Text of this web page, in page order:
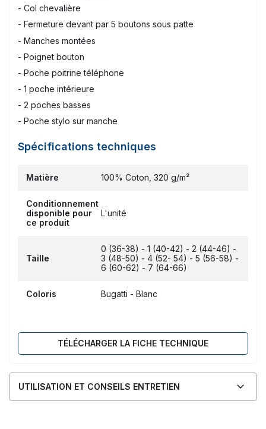
- Col chevalière
- Fermeture devant par 5 boutons sous patte
- Manches montées
- Poignet bouton
- Poche poitrine téléphone
- 1 poche intérieure
- 2 poches basses
- Poche stylo sur manche
Spécifications techniques
Matière 100% Coton, 320 g/m²
Conditionnement
disponible pour
ce produit
L'unité
Taille
0 (36-38) - 1 (40-42) - 2 (44-46) -
3 (48-50) - 4 (52- 54) - 5 (56-58) -
6 (60-62) - 7 (64-66)
Coloris Bugatti - Blanc
TÉLÉCHARGER LA FICHE TECHNIQUE
UTILISATION ET CONSEILS ENTRETIEN